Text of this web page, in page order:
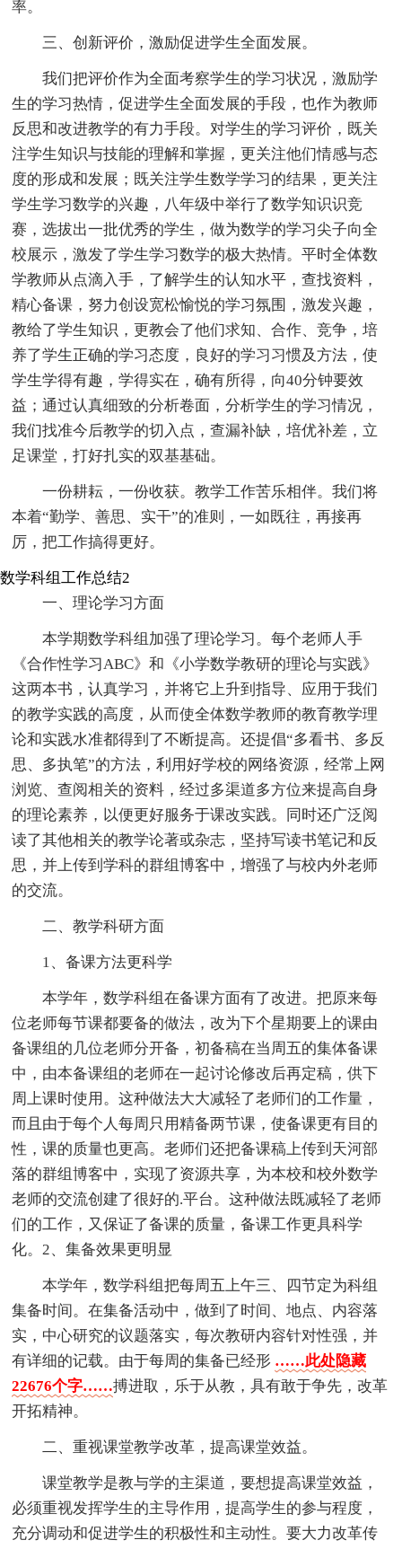
率。
三、创新评价，激励促进学生全面发展。
我们把评价作为全面考察学生的学习状况，激励学
生的学习热情，促进学生全面发展的手段，也作为教师
反思和改进教学的有力手段。对学生的学习评价，既关
注学生知识与技能的理解和掌握，更关注他们情感与态
度的形成和发展；既关注学生数学学习的结果，更关注
学生学习数学的兴趣，八年级中举行了数学知识识竞
赛，选拔出一批优秀的学生，做为数学的学习尖子向全
校展示，激发了学生学习数学的极大热情。平时全体数
学教师从点滴入手，了解学生的认知水平，查找资料，
精心备课，努力创设宽松愉悦的学习氛围，激发兴趣，
教给了学生知识，更教会了他们求知、合作、竞争，培
养了学生正确的学习态度，良好的学习习惯及方法，使
学生学得有趣，学得实在，确有所得，向40分钟要效
益；通过认真细致的分析卷面，分析学生的学习情况，
我们找准今后教学的切入点，查漏补缺，培优补差，立
足课堂，打好扎实的双基基础。
一份耕耘，一份收获。教学工作苦乐相伴。我们将
本着“勤学、善思、实干”的准则，一如既往，再接再
厉，把工作搞得更好。
数学科组工作总结2
一、理论学习方面
本学期数学科组加强了理论学习。每个老师人手
《合作性学习ABC》和《小学数学教研的理论与实践》
这两本书，认真学习，并将它上升到指导、应用于我们
的教学实践的高度，从而使全体数学教师的教育教学理
论和实践水准都得到了不断提高。还提倡“多看书、多反
思、多执笔”的方法，利用好学校的网络资源，经常上网
浏览、查阅相关的资料，经过多渠道多方位来提高自身
的理论素养，以便更好服务于课改实践。同时还广泛阅
读了其他相关的教学论著或杂志，坚持写读书笔记和反
思，并上传到学科的群组博客中，增强了与校内外老师
的交流。
二、教学科研方面
1、备课方法更科学
本学年，数学科组在备课方面有了改进。把原来每
位老师每节课都要备的做法，改为下个星期要上的课由
备课组的几位老师分开备，初备稿在当周五的集体备课
中，由本备课组的老师在一起讨论修改后再定稿，供下
周上课时使用。这种做法大大减轻了老师们的工作量，
而且由于每个人每周只用精备两节课，使备课更有目的
性，课的质量也更高。老师们还把备课稿上传到天河部
落的群组博客中，实现了资源共享，为本校和校外数学
老师的交流创建了很好的.平台。这种做法既减轻了老师
们的工作，又保证了备课的质量，备课工作更具科学
化。2、集备效果更明显
本学年，数学科组把每周五上午三、四节定为科组
集备时间。在集备活动中，做到了时间、地点、内容落
实，中心研究的议题落实，每次教研内容针对性强，并
有详细的记载。由于每周的集备已经形 ……此处隐藏
22676个字……搏进取，乐于从教，具有敢于争先，改革
开拓精神。
二、重视课堂教学改革，提高课堂效益。
课堂教学是教与学的主渠道，要想提高课堂效益，
必须重视发挥学生的主导作用，提高学生的参与程度，
充分调动和促进学生的积极性和主动性。要大力改革传